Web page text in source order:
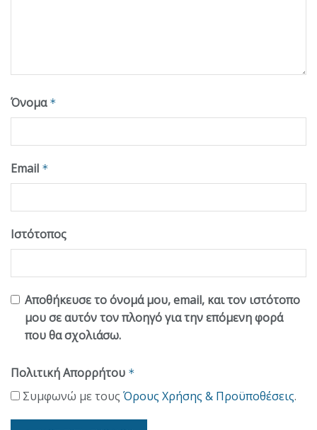
Όνομα *
Email *
Ιστότοπος
Αποθήκευσε το όνομά μου, email, και τον ιστότοπο
μου σε αυτόν τον πλοηγό για την επόμενη φορά
που θα σχολιάσω.
Πολιτική Απορρήτου *
Συμφωνώ με τους Όρους Χρήσης & Προϋποθέσεις.